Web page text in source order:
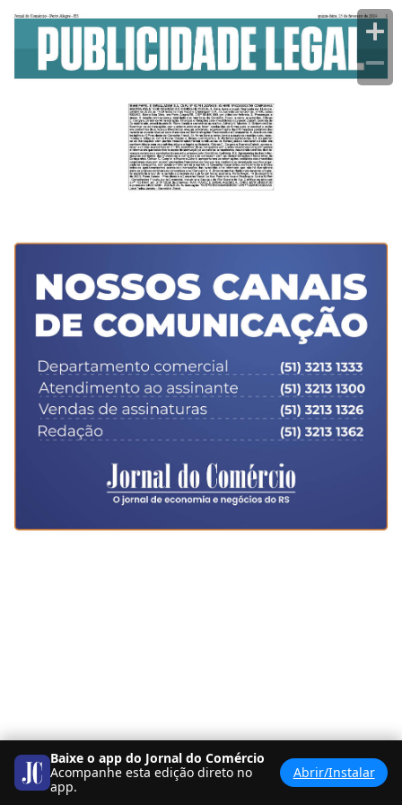
Baixe o app do Jornal do Comércio
Acompanhe esta edição direto no
app.
Abrir/Instalar